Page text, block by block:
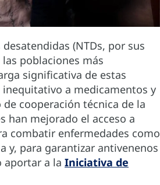
(NTDs, por sus
poblaciones más
significativa de estas
a medicamentos y
cooperación técnica de la
han mejorado el acceso a
combatir enfermedades como
y, para garantizar antivenenos
aportar a la Iniciativa de